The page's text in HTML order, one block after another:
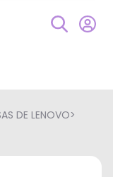
DE LENOVO>